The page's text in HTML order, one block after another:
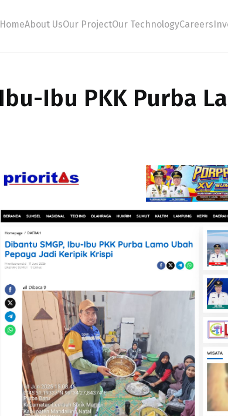
HomeAbout UsOur ProjectOur TechnologyCareers
Ibu PKK Purba